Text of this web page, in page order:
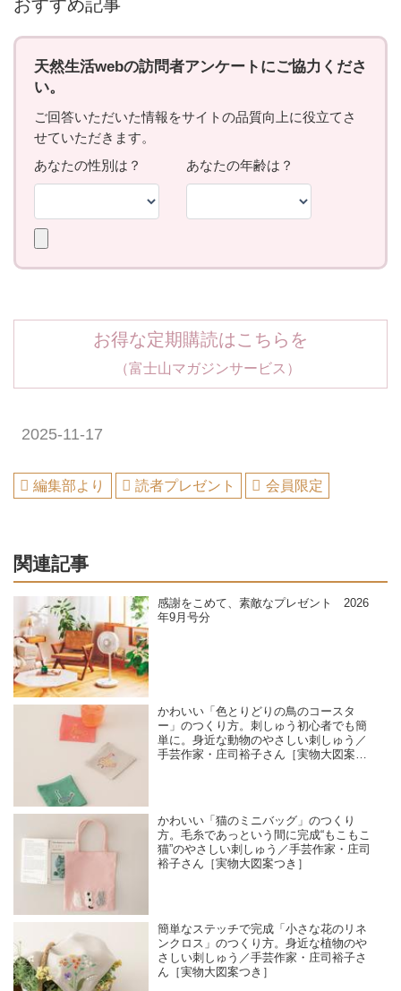
おすすめ記事
お得な定期購読はこちらを
（富士山マガジンサービス）
2025-11-17
編集部より 読者プレゼント 会員限定
関連記事
感謝をこめて、素敵なプレゼント 2026
年9月号分
かわいい「色とりどりの鳥のコースタ
ー」のつくり方。刺しゅう初心者でも簡
単に。身近な動物のやさしい刺しゅう／
手芸作家・庄司裕子さん［実物大図案つ
かわいい「猫のミニバッグ」のつくり
方。毛糸であっという間に完成“もこもこ
猫”のやさしい刺しゅう／手芸作家・庄司
裕子さん［実物大図案つき］
簡単なステッチで完成「小さな花のリネ
ンクロス」のつくり方。身近な植物のや
さしい刺しゅう／手芸作家・庄司裕子さ
ん［実物大図案つき］